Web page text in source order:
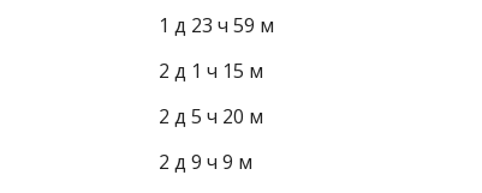
1 д 23 ч 59 м
2 д 1 ч 15 м
2 д 5 ч 20 м
2 д 9 ч 9 м